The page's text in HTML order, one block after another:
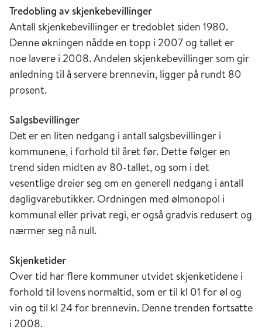
Tredobling av skjenkebevillinger
Antall skjenkebevillinger er tredoblet siden 1980.
Denne økningen nådde en topp i 2007 og tallet er
noe lavere i 2008. Andelen skjenkebevillinger som gir
anledning til å servere brennevin, ligger på rundt 80
prosent.
Salgsbevillinger
Det er en liten nedgang i antall salgsbevillinger i
kommunene, i forhold til året før. Dette følger en
trend siden midten av 80-tallet, og som i det
vesentlige dreier seg om en generell nedgang i antall
dagligvarebutikker. Ordningen med ølmonopol i
kommunal eller privat regi, er også gradvis redusert og
nærmer seg nå null.
Skjenketider
Over tid har flere kommuner utvidet skjenketidene i
forhold til lovens normaltid, som er til kl 01 for øl og
vin og til kl 24 for brennevin. Denne trenden fortsatte
i 2008.